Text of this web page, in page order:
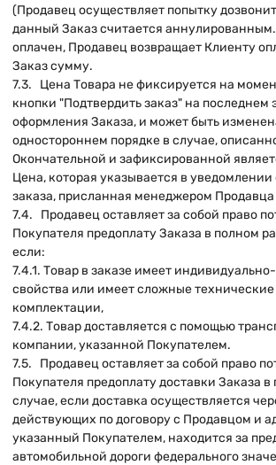
(Продавец осуществляет попытку
данный Заказ считается
оплачен, Продавец возвращает Клиенту
Заказ сумму.
7.3. Цена Товара не фиксируется на
кнопки "Подтвердить заказ" на последнем
оформления Заказа, и может быть
одностороннем порядке в случае,
Окончательной и зафиксированной
Цена, которая указывается в
заказа, присланная менеджером
7.4. Продавец оставляет за собой право
Покупателя предоплату Заказа в полном
если:
7.4.1. Товар в заказе имеет
свойства или имеет сложные
комплектации,
7.4.2. Товар доставляется с помощью
компании, указанной Покупателем.
7.5. Продавец оставляет за собой право
Покупателя предоплату доставки Заказа
случае, если доставка осуществляется
действующих по договору с Продавцом и
указанный Покупателем, находится за
автомобильной дороги федерального